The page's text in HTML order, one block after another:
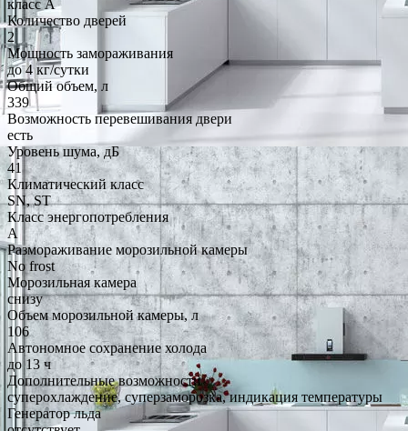
класс A
Количество дверей
2
Мощность замораживания
до 4 кг/cутки
Общий объем, л
339
Возможность перевешивания двери
есть
Уровень шума, дБ
41
Климатический класс
SN, ST
Класс энергопотребления
A
Размораживание морозильной камеры
No frost
Морозильная камера
снизу
Объем морозильной камеры, л
106
Автономное сохранение холода
до 13 ч
Дополнительные возможности
суперохлаждение, суперзаморозка, индикация температуры
Генератор льда